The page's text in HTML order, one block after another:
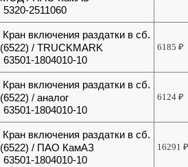
5320-2511060
Кран включения раздатки в сб.
(6522) / TRUCKMARK
63501-1804010-10
6185₽
Кран включения раздатки в сб.
(6522) / аналог
63501-1804010-10
6124₽
Кран включения раздатки в сб.
(6522) / ПАО КамАЗ
63501-1804010-10
16291